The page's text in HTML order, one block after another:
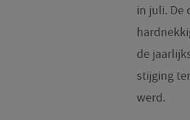
in juli. De
de
stijging
werd.